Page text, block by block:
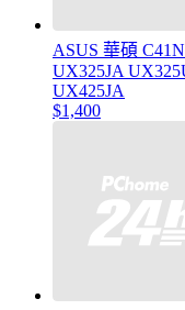
ASUS 華碩
UX325JA
UX425JA
$1,400